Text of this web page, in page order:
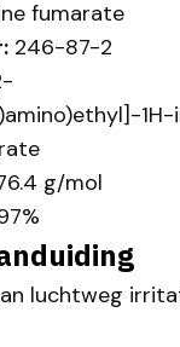
fumarate
246-87-2
g/mol
luchtweg